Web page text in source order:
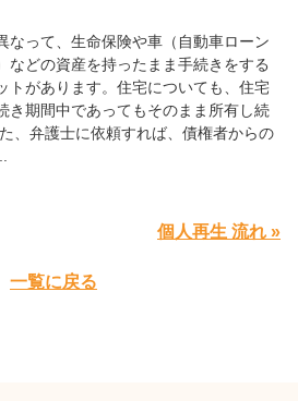
なって、生命保険や車（自動車ローン
などの資産を持ったまま手続きをする
トがあります。住宅についても、住宅
き期間中であってもそのまま所有し続
、弁護士に依頼すれば、債権者からの
個人再生 流れ »
一覧に戻る